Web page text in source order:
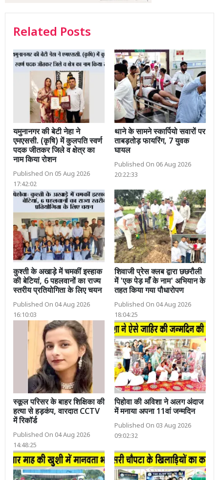
Related Posts
यमुनानगर की बेटी नेहा ने
एमएससी. (कृषि) में कुलपति स्वर्ण
पदक जीतकर जिले व क्षेत्र का
नाम किया रोशन
Published On 05 Aug 2026
17:42:02
थाने के सामने स्कार्पियो सवारों पर
ताबड़तोड़ फायरिंग, 7 युवक
घायल
Published On 06 Aug 2026
20:22:33
कुश्ती के अखाड़े में चमकीं इस्हाक
की बेटियां, 6 पहलवानों का राज्य
स्तरीय प्रतियोगिता के लिए चयन
Published On 04 Aug 2026
16:10:03
शिवाजी प्रेस क्लब द्वारा छछरौली
में 'एक पेड़ माँ के नाम' अभियान के
तहत किया गया पौधारोपण
Published On 04 Aug 2026
18:04:25
स्कूल परिसर के बाहर शिक्षिका की
हत्या से हड़कंप, वारदात CCTV
में रिकॉर्ड
Published On 04 Aug 2026
14:48:25
पिहोवा की अविशा ने अलग अंदाज
में मनाया अपना 11वां जन्मदिन
Published On 03 Aug 2026
09:02:32